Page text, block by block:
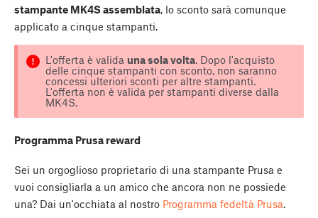
stampante MK4S assemblata, lo sconto sarà comunque
applicato a cinque stampanti.
L'offerta è valida una sola volta. Dopo l'acquisto
delle cinque stampanti con sconto, non saranno
concessi ulteriori sconti per altre stampanti.
L'offerta non è valida per stampanti diverse dalla
MK4S.
Programma Prusa reward
Sei un orgoglioso proprietario di una stampante Prusa e
vuoi consigliarla a un amico che ancora non ne possiede
una? Dai un'occhiata al nostro Programma fedeltà Prusa.